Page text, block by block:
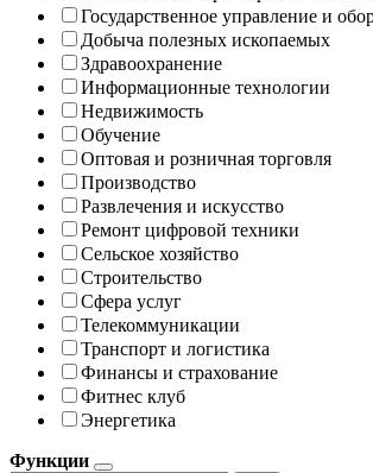
Государственное управление и
Добыча полезных ископаемых
Здравоохранение
Информационные технологии
Недвижимость
Обучение
Оптовая и розничная торговля
Производство
Развлечения и искусство
Ремонт цифровой техники
Сельское хозяйство
Строительство
Сфера услуг
Телекоммуникации
Транспорт и логистика
Финансы и страхование
Фитнес клуб
Энергетика
Функции